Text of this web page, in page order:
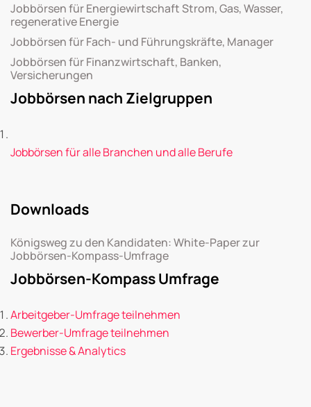
Jobbörsen für Energiewirtschaft Strom, Gas, Wasser,
regenerative Energie
Jobbörsen für Fach- und Führungskräfte, Manager
Jobbörsen für Finanzwirtschaft, Banken,
Versicherungen
Jobbörsen nach Zielgruppen
Jobbörsen für alle Branchen und alle Berufe
Downloads
Königsweg zu den Kandidaten: White-Paper zur
Jobbörsen-Kompass-Umfrage
Jobbörsen-Kompass Umfrage
Arbeitgeber-Umfrage teilnehmen
Bewerber-Umfrage teilnehmen
Ergebnisse & Analytics